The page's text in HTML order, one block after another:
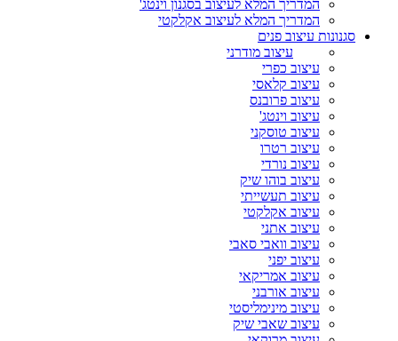
המדריך המלא לעיצוב בסגנון וינטג'
המדריך המלא לעיצוב אקלקטי
סגנונות עיצוב פנים
עיצוב מודרני
עיצוב כפרי
עיצוב קלאסי
עיצוב פרובנס
עיצוב וינטג'
עיצוב טוסקני
עיצוב רטרו
עיצוב נורדי
עיצוב בוהו שיק
עיצוב תעשייתי
עיצוב אקלקטי
עיצוב אתני
עיצוב וואבי סאבי
עיצוב יפני
עיצוב אמריקאי
עיצוב אורבני
עיצוב מינימליסטי
עיצוב שאבי שיק